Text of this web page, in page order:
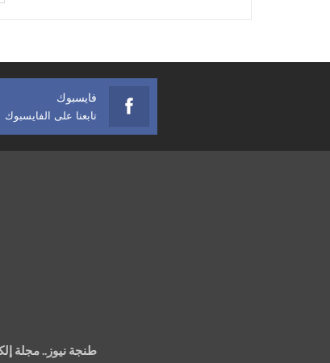
فايسبوك
تابعنا على الفايسبوك
طنجة نيوز.. مجلة